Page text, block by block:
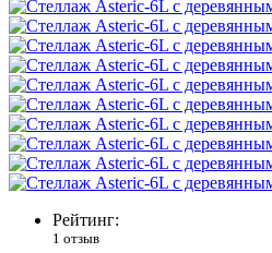
Рейтинг:
1 отзыв